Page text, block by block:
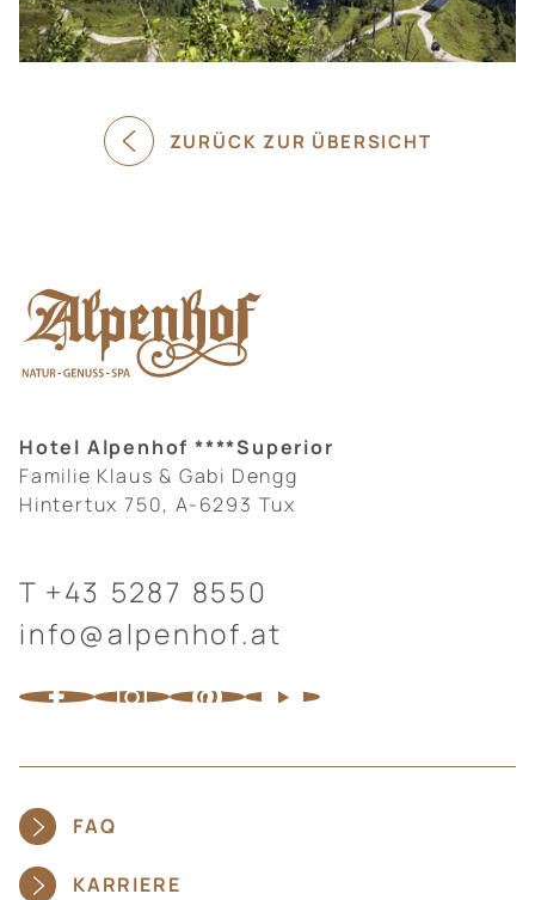
ZURÜCK ZUR ÜBERSICHT
Hotel Alpenhof ****Superior
Familie Klaus & Gabi Dengg
Hintertux 750, A-6293 Tux
T +43 5287 8550
info@alpenhof.at
FAQ
KARRIERE